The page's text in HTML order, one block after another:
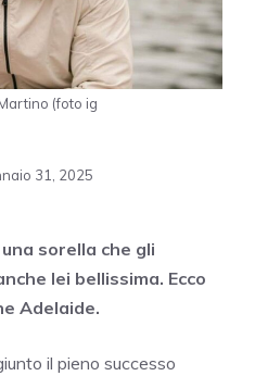
(foto ig
31, 2025
sorella che gli
lei bellissima. Ecco
Adelaide.
il pieno successo